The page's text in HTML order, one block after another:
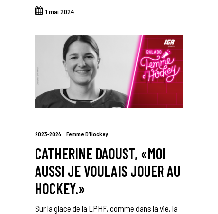
1 mai 2024
2023-2024 Femme D’Hockey
CATHERINE DAOUST, «MOI
AUSSI JE VOULAIS JOUER AU
HOCKEY.»
Sur la glace de la LPHF, comme dans la vie, la